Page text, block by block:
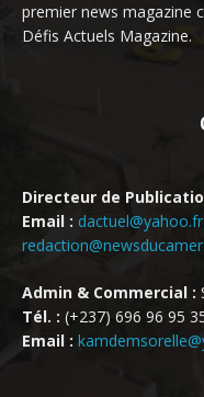
premier news magazine
Défis Actuels Magazine.
Directeur de
Email : dactuel@yahoo.fr
Admin & Commercial :
Tél. : (+237) 696 96 95
Email :